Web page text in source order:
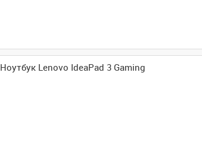
Ноутбук Lenovo IdeaPad 3 Gaming